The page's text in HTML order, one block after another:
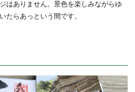
はありません。景色を楽しみながらゆ
たらあっという間です。